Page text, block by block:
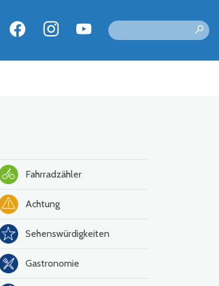
Fahrradzähler
Achtung
Sehenswürdigkeiten
Gastronomie